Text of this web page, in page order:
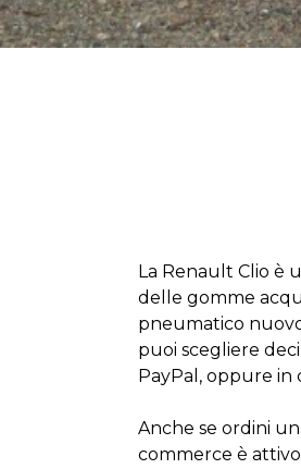
La Renault Clio è
delle gomme
pneumatico
puoi scegliere
PayPal, oppure in
Anche se ordini
commerce è